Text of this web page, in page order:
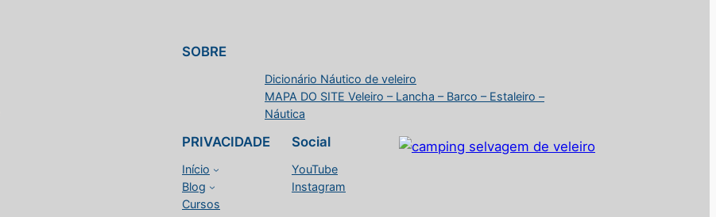
SOBRE
Dicionário Náutico de veleiro
MAPA DO SITE Veleiro – Lancha – Barco – Estaleiro –
Náutica
PRIVACIDADE
Início
Blog
Cursos
Social
YouTube
Instagram